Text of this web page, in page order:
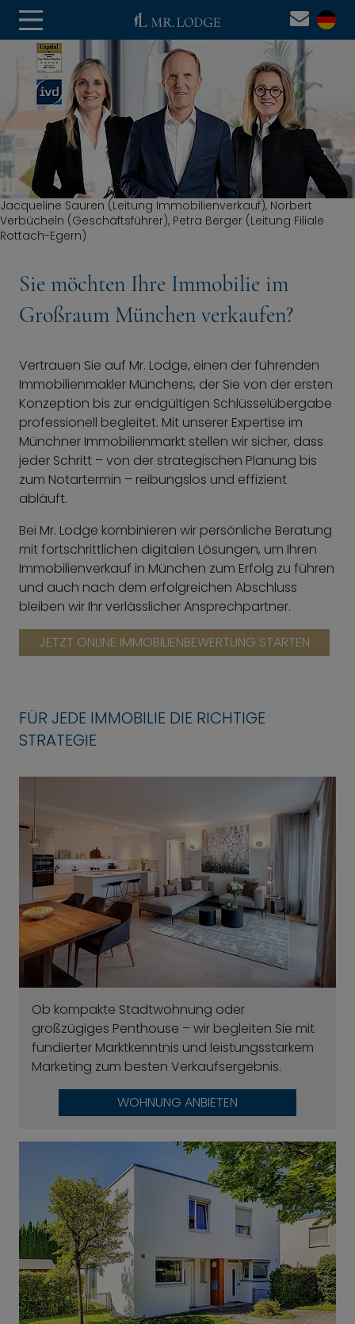
Jacqueline Sauren (Leitung Immobilienverkauf), Norbert
Verbücheln (Geschäftsführer), Petra Berger (Leitung Filiale
Rottach-Egern)
Sie möchten Ihre Immobilie im
Großraum München verkaufen?
Vertrauen Sie auf Mr. Lodge, einen der führenden
Immobilienmakler Münchens, der Sie von der ersten
Konzeption bis zur endgültigen Schlüsselübergabe
professionell begleitet. Mit unserer Expertise im
Münchner Immobilienmarkt stellen wir sicher, dass
jeder Schritt – von der strategischen Planung bis
zum Notartermin – reibungslos und effizient
abläuft.
Bei Mr. Lodge kombinieren wir persönliche Beratung
mit fortschrittlichen digitalen Lösungen, um Ihren
Immobilienverkauf in München zum Erfolg zu führen
und auch nach dem erfolgreichen Abschluss
bleiben wir Ihr verlässlicher Ansprechpartner.
JETZT ONLINE IMMOBILIENBEWERTUNG STARTEN
FÜR JEDE IMMOBILIE DIE RICHTIGE
STRATEGIE
Ob kompakte Stadtwohnung oder
großzügiges Penthouse – wir begleiten Sie mit
fundierter Marktkenntnis und leistungsstarkem
Marketing zum besten Verkaufsergebnis.
WOHNUNG ANBIETEN